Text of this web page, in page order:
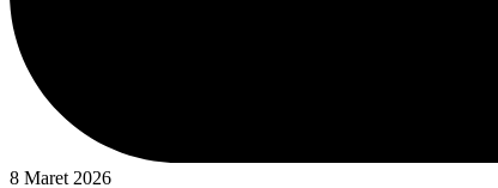
8 Maret 2026